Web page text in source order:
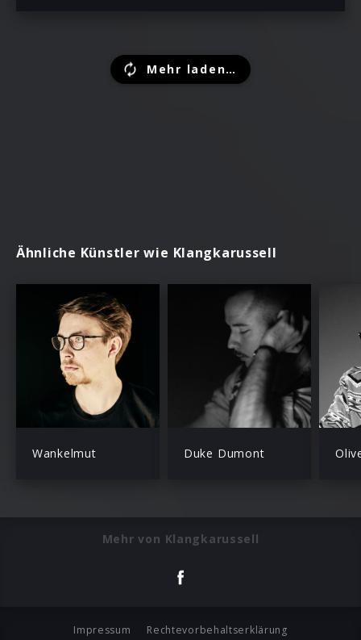
Mehr laden…
Ähnliche Künstler wie Klangkarussell
Wankelmut Duke Dumont
Mehr von Klangkarussell
Impressum Rechtevorbehaltserklärung